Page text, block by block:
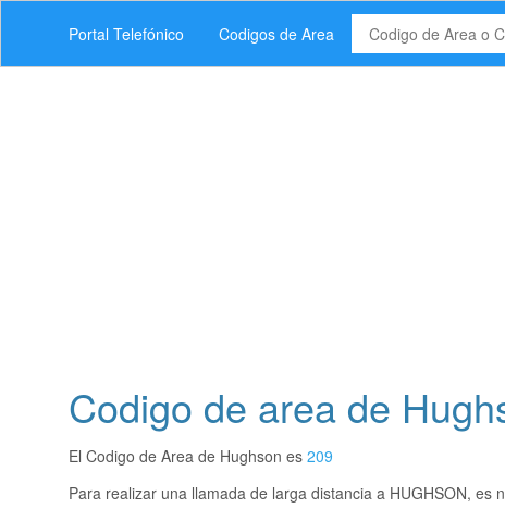
Portal Telefónico Codigos de Area
Codigo de area de
El Codigo de Area de Hughson es 209
Para realizar una llamada de larga distancia a HUGHSON, es